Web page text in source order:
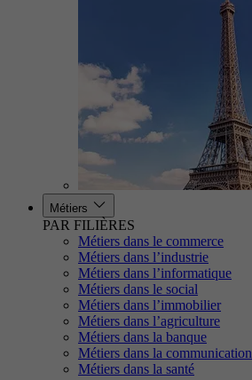
Métiers
PAR FILIÈRES
Métiers dans le commerce
Métiers dans l’industrie
Métiers dans l’informatique
Métiers dans le social
Métiers dans l’immobilier
Métiers dans l’agriculture
Métiers dans la banque
Métiers dans la communication
Métiers dans la santé